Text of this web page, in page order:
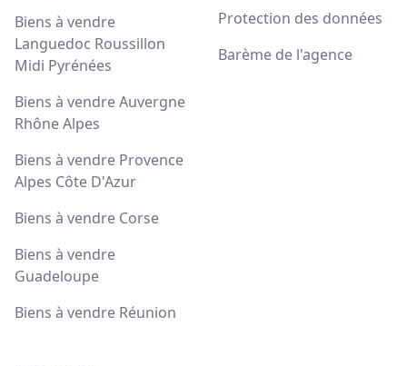
Biens à vendre
Languedoc Roussillon
Midi Pyrénées
Biens à vendre Auvergne
Rhône Alpes
Biens à vendre Provence
Alpes Côte D'Azur
Biens à vendre Corse
Biens à vendre
Guadeloupe
Biens à vendre Réunion
Protection des données
Barème de l'agence